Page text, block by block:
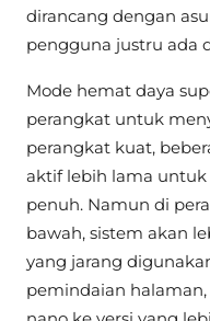
dirancang dengan
pengguna justru ada
Mode hemat daya
perangkat untuk
perangkat kuat,
aktif lebih lama
penuh. Namun di
bawah, sistem akan
yang jarang
pemindaian